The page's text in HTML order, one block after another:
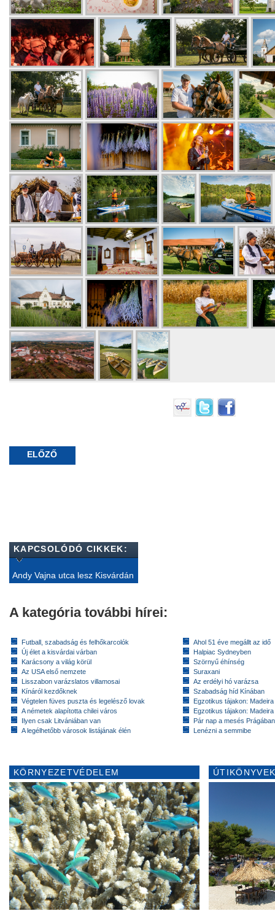
ELŐZŐ
KAPCSOLÓDÓ CIKKEK:
Andy Vajna utca lesz Kisvárdán
A kategória további hírei:
Futball, szabadság és felhőkarcolók
Új élet a kisvárdai várban
Karácsony a világ körül
Az USA első nemzete
Lisszabon varázslatos villamosai
Kínáról kezdőknek
Végtelen füves puszta és legelésző lovak
A németek alapította chilei város
Ilyen csak Litvániában van
A legélhetőbb városok listájának élén
Ahol 51 éve megállt az idő
Halpiac Sydneyben
Szörnyű éhínség
Suraxani
Az erdélyi hó varázsa
Szabadság híd Kínában
Egzotikus tájakon:
Egzotikus tájakon:
Pár nap a mesés Prágában
Lenézni a semmibe
KÖRNYEZETVÉDELEM